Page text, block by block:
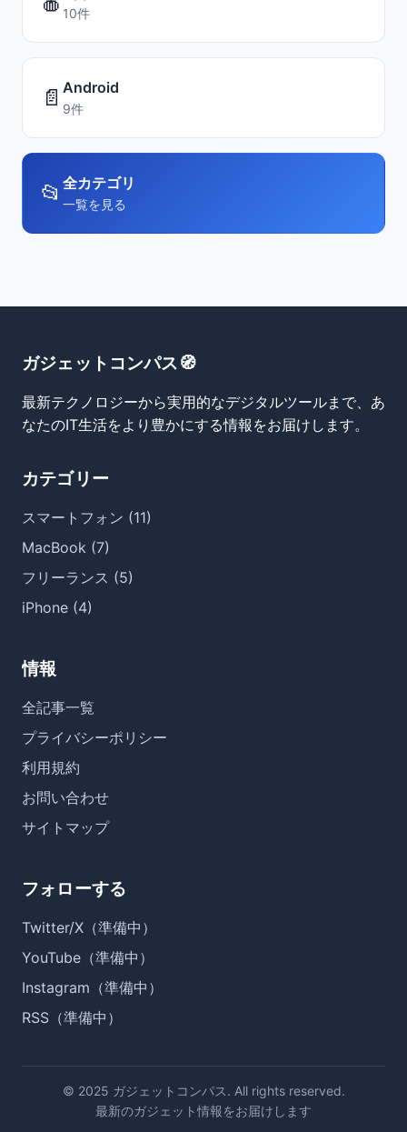
10件
📄 Android
9件
📂 全カテゴリ
一覧を見る
ガジェットコンパス🧭
最新テクノロジーから実用的なデジタルツールまで、あ
なたのIT生活をより豊かにする情報をお届けします。
カテゴリー
スマートフォン (11)
MacBook (7)
フリーランス (5)
iPhone (4)
情報
全記事一覧
プライバシーポリシー
利用規約
お問い合わせ
サイトマップ
フォローする
Twitter/X（準備中）
YouTube（準備中）
Instagram（準備中）
RSS（準備中）
© 2025 ガジェットコンパス. All rights reserved.
最新のガジェット情報をお届けします